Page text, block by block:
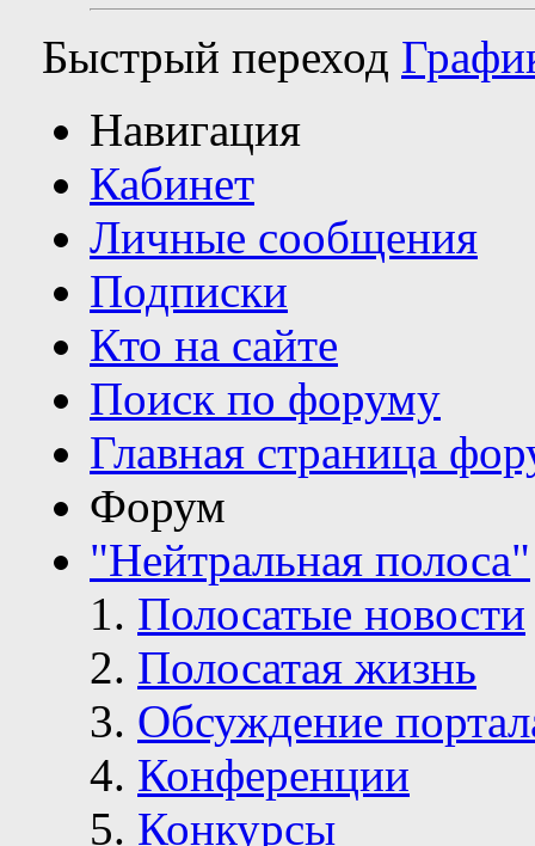
Быстрый переход
Навигация
Кабинет
Личные сообщения
Подписки
Кто на сайте
Поиск по форуму
Главная страница
Форум
"Нейтральная полоса"
Полосатые новости
Полосатая жизнь
Обсуждение
Конференции
Конкурсы